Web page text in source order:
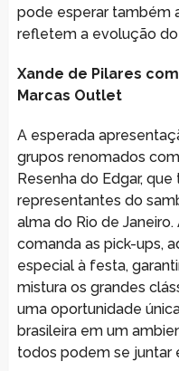
pode esperar também
refletem a evolução
Xande de Pilares
Marcas Outlet
A esperada
grupos renomados
Resenha do Edgar,
representantes do
alma do Rio de
comanda as pick-ups,
especial à festa,
mistura os grandes
uma oportunidade
brasileira em um
todos podem se juntar